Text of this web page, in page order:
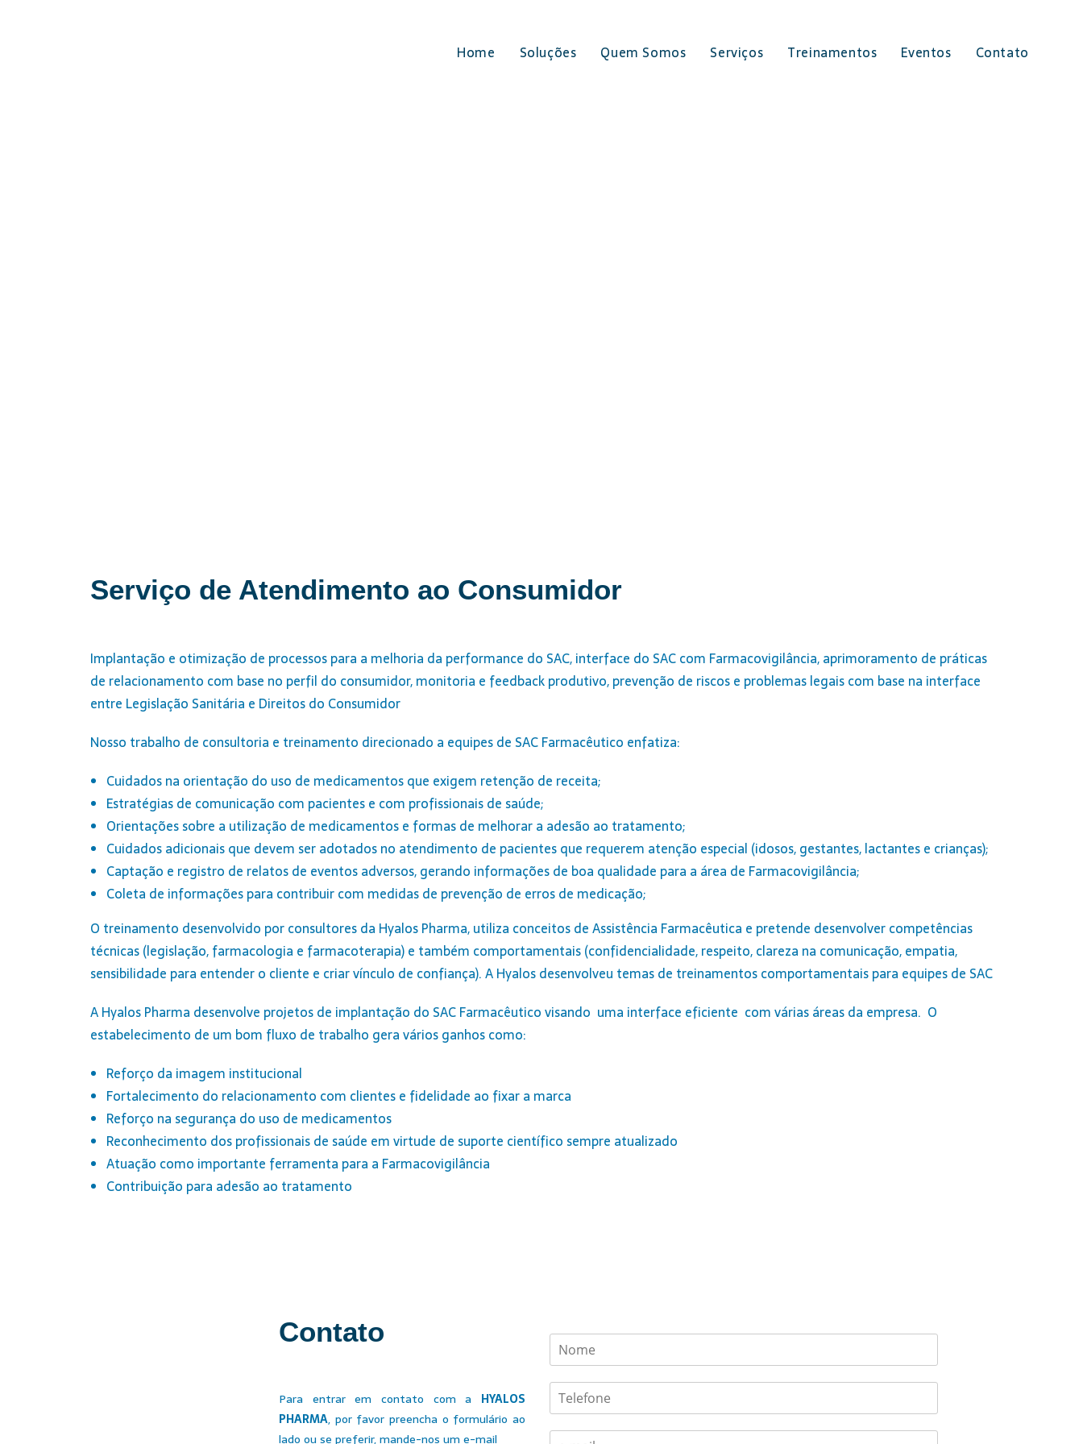
Home Soluções Quem Somos Serviços Treinamentos Eventos Contato
Serviço de Atendimento ao Consumidor
Implantação e otimização de processos para a melhoria da performance do SAC, interface do SAC com Farmacovigilância, aprimoramento de práticas
de relacionamento com base no perfil do consumidor, monitoria e feedback produtivo, prevenção de riscos e problemas legais com base na interface
entre Legislação Sanitária e Direitos do Consumidor
Nosso trabalho de consultoria e treinamento direcionado a equipes de SAC Farmacêutico enfatiza:
Cuidados na orientação do uso de medicamentos que exigem retenção de receita;
Estratégias de comunicação com pacientes e com profissionais de saúde;
Orientações sobre a utilização de medicamentos e formas de melhorar a adesão ao tratamento;
Cuidados adicionais que devem ser adotados no atendimento de pacientes que requerem atenção especial (idosos, gestantes, lactantes e crianças);
Captação e registro de relatos de eventos adversos, gerando informações de boa qualidade para a área de Farmacovigilância;
Coleta de informações para contribuir com medidas de prevenção de erros de medicação;
O treinamento desenvolvido por consultores da Hyalos Pharma, utiliza conceitos de Assistência Farmacêutica e pretende desenvolver competências
técnicas (legislação, farmacologia e farmacoterapia) e também comportamentais (confidencialidade, respeito, clareza na comunicação, empatia,
sensibilidade para entender o cliente e criar vínculo de confiança). A Hyalos desenvolveu temas de treinamentos comportamentais para equipes de SAC
A Hyalos Pharma desenvolve projetos de implantação do SAC Farmacêutico visando uma interface eficiente com várias áreas da empresa. O
estabelecimento de um bom fluxo de trabalho gera vários ganhos como:
Reforço da imagem institucional
Fortalecimento do relacionamento com clientes e fidelidade ao fixar a marca
Reforço na segurança do uso de medicamentos
Reconhecimento dos profissionais de saúde em virtude de suporte científico sempre atualizado
Atuação como importante ferramenta para a Farmacovigilância
Contribuição para adesão ao tratamento
Contato
Para entrar em contato com a HYALOS
PHARMA, por favor preencha o formulário ao
lado ou se preferir, mande-nos um e-mail
E